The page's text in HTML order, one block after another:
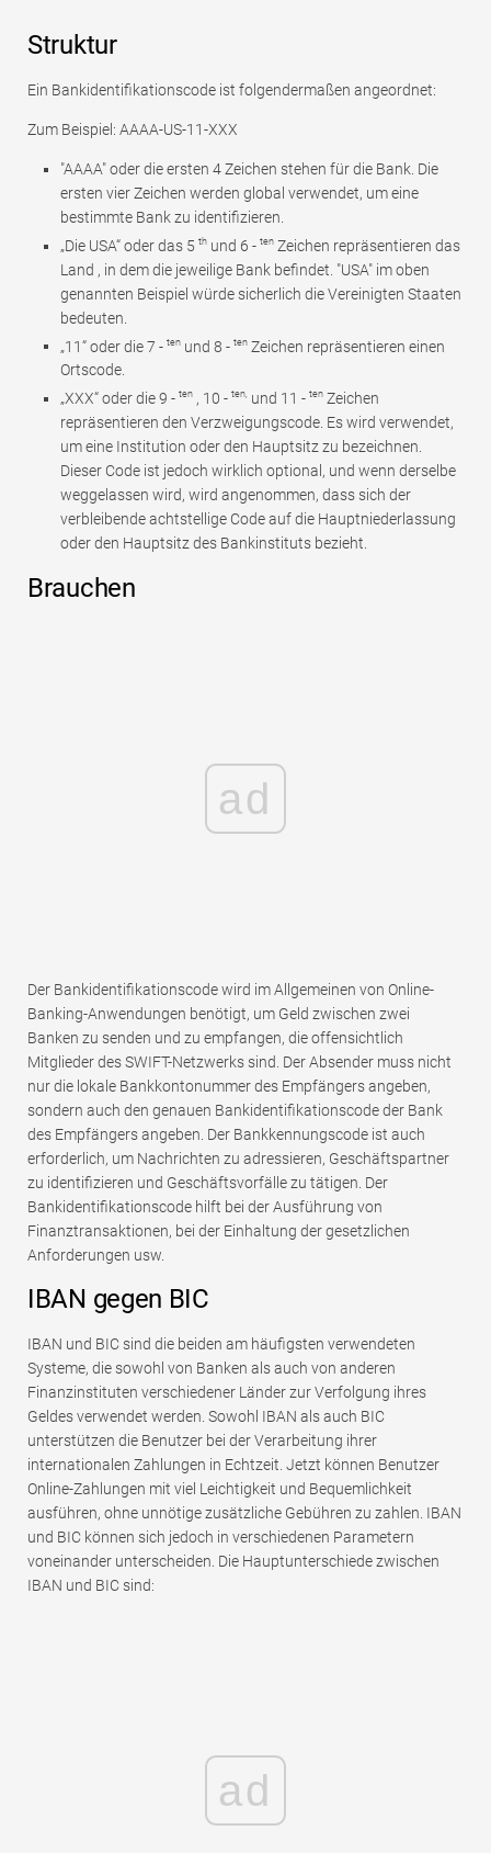
Struktur
Ein Bankidentifikationscode ist folgendermaßen angeordnet:
Zum Beispiel: AAAA-US-11-XXX
"AAAA" oder die ersten 4 Zeichen stehen für die Bank. Die
ersten vier Zeichen werden global verwendet, um eine
bestimmte Bank zu identifizieren.
„Die USA“ oder das 5 th und 6 - ten Zeichen repräsentieren das
Land , in dem die jeweilige Bank befindet. "USA" im oben
genannten Beispiel würde sicherlich die Vereinigten Staaten
bedeuten.
„11“ oder die 7 - ten und 8 - ten Zeichen repräsentieren einen
Ortscode.
„XXX“ oder die 9 - ten , 10 - ten, und 11 - ten Zeichen
repräsentieren den Verzweigungscode. Es wird verwendet,
um eine Institution oder den Hauptsitz zu bezeichnen.
Dieser Code ist jedoch wirklich optional, und wenn derselbe
weggelassen wird, wird angenommen, dass sich der
verbleibende achtstellige Code auf die Hauptniederlassung
oder den Hauptsitz des Bankinstituts bezieht.
Brauchen
ad
Der Bankidentifikationscode wird im Allgemeinen von Online-
Banking-Anwendungen benötigt, um Geld zwischen zwei
Banken zu senden und zu empfangen, die offensichtlich
Mitglieder des SWIFT-Netzwerks sind. Der Absender muss nicht
nur die lokale Bankkontonummer des Empfängers angeben,
sondern auch den genauen Bankidentifikationscode der Bank
des Empfängers angeben. Der Bankkennungscode ist auch
erforderlich, um Nachrichten zu adressieren, Geschäftspartner
zu identifizieren und Geschäftsvorfälle zu tätigen. Der
Bankidentifikationscode hilft bei der Ausführung von
Finanztransaktionen, bei der Einhaltung der gesetzlichen
Anforderungen usw.
IBAN gegen BIC
IBAN und BIC sind die beiden am häufigsten verwendeten
Systeme, die sowohl von Banken als auch von anderen
Finanzinstituten verschiedener Länder zur Verfolgung ihres
Geldes verwendet werden. Sowohl IBAN als auch BIC
unterstützen die Benutzer bei der Verarbeitung ihrer
internationalen Zahlungen in Echtzeit. Jetzt können Benutzer
Online-Zahlungen mit viel Leichtigkeit und Bequemlichkeit
ausführen, ohne unnötige zusätzliche Gebühren zu zahlen. IBAN
und BIC können sich jedoch in verschiedenen Parametern
voneinander unterscheiden. Die Hauptunterschiede zwischen
IBAN und BIC sind:
ad